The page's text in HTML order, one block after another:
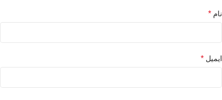
نام *
ایمیل *